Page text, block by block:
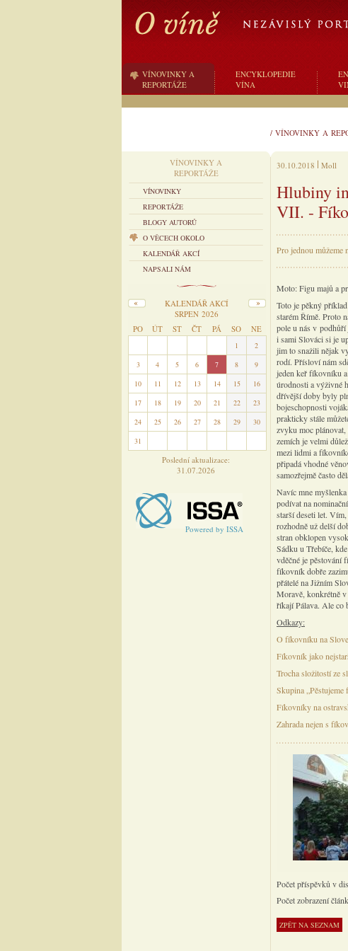
VÍNOVINKY A
REPORTÁŽE
ENCYKLOPEDIE
VÍNA
/ VÍNOVINKY A
VÍNOVINKY A
REPORTÁŽE
VÍNOVINKY
REPORTÁŽE
BLOGY AUTORŮ
O VĚCECH OKOLO
KALENDÁŘ AKCÍ
NAPSALI NÁM
KALENDÁŘ AKCÍ
SRPEN 2026
PO
ÚT ST ČT PÁ SO NE
1
2
3
4 5 6 7 8
9
10
11 12 13 14 15
16
17
18 19 20 21 22
23
24
25 26 27 28 29
30
31
Poslední aktualizace:
31.07.2026
Powered by ISSA
30.10.2018 Moll
Hlubiny
VII. -
Pro jednou můžeme
Moto: Figu majů a
Toto je pěkný
starém Římě. Proto
pole u nás v podhůří
i sami Slováci si je
jim to snažili nějak
rodí. Přísloví nám
jeden keř fíkovníku
úrodnosti a výživné
dřívější doby byly
bojeschopnosti
prakticky stále
zvyku moc
zemích je velmi
mezi lidmi a
připadá vhodné
samozřejmě často
Navíc mne
podívat na
starší deseti let.
rozhodně už delší
stran obklopen
Sádku u Třebíče,
vděčné je pěstování
fíkovník dobře
přátelé na Jižním
Moravě, konkrétně
říkají Pálava. Ale co
Odkazy:
O fíkovníku na
Fíkovník jako
Trocha složitostí ze
Skupina
Fíkovníky na
Zahrada nejen s
Počet příspěvků v
Počet zobrazení